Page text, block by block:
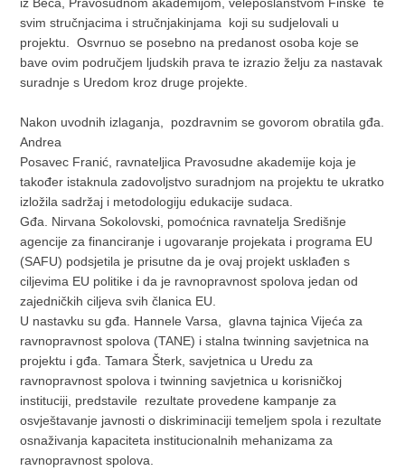
svim stručnjacima i stručnjakinjama koji su sudjelovali u
projektu. Osvrnuo se posebno na predanost osoba koje se
bave ovim područjem ljudskih prava te izrazio želju za nastavak
suradnje s Uredom kroz druge projekte.
Nakon uvodnih izlaganja, pozdravnim se govorom obratila gđa.
Andrea
Posavec Franić, ravnateljica Pravosudne akademije koja je
također istaknula zadovoljstvo suradnjom na projektu te ukratko
izložila sadržaj i metodologiju edukacije sudaca.
Gđa. Nirvana Sokolovski, pomoćnica ravnatelja Središnje
agencije za financiranje i ugovaranje projekata i programa EU
(SAFU) podsjetila je prisutne da je ovaj projekt usklađen s
ciljevima EU politike i da je ravnopravnost spolova jedan od
zajedničkih ciljeva svih članica EU.
U nastavku su gđa. Hannele Varsa, glavna tajnica Vijeća za
ravnopravnost spolova (TANE) i stalna twinning savjetnica na
projektu i gđa. Tamara Šterk, savjetnica u Uredu za
ravnopravnost spolova i twinning savjetnica u korisničkoj
instituciji, predstavile rezultate provedene kampanje za
osvještavanje javnosti o diskriminaciji temeljem spola i rezultate
osnaživanja kapaciteta institucionalnih mehanizama za
ravnopravnost spolova.